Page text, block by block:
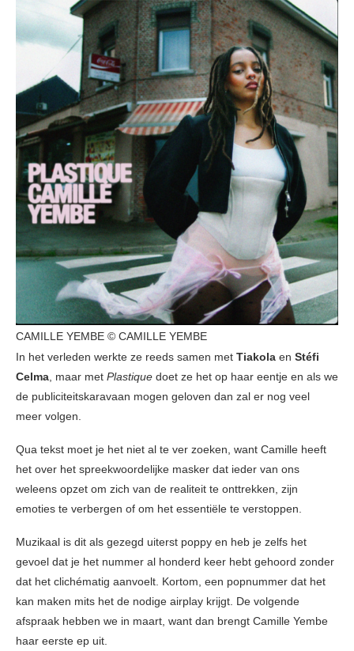
CAMILLE YEMBE © CAMILLE YEMBE
In het verleden werkte ze reeds samen met Tiakola en Stéfi
Celma , maar met Plastique doet ze het op haar eentje en als we
de publiciteitskaravaan mogen geloven dan zal er nog veel
meer volgen.
Qua tekst moet je het niet al te ver zoeken, want Camille heeft
het over het spreekwoordelijke masker dat ieder van ons
weleens opzet om zich van de realiteit te onttrekken, zijn
emoties te verbergen of om het essentiële te verstoppen.
Muzikaal is dit als gezegd uiterst poppy en heb je zelfs het
gevoel dat je het nummer al honderd keer hebt gehoord zonder
dat het clichématig aanvoelt. Kortom, een popnummer dat het
kan maken mits het de nodige airplay krijgt. De volgende
afspraak hebben we in maart, want dan brengt Camille Yembe
haar eerste ep uit.